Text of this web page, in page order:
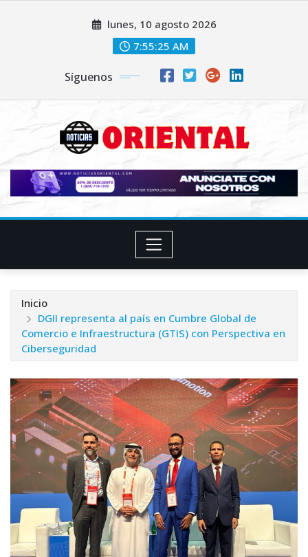
lunes, 10 agosto 2026
7:55:26 AM
Síguenos
Inicio
DGII representa al país en Cumbre Global de
Comercio e Infraestructura (GTIS) con Perspectiva en
Ciberseguridad